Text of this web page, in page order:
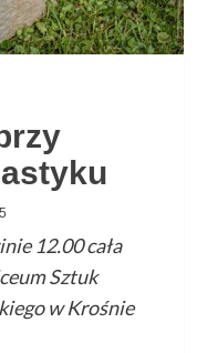
12.00 cała
Sztuk
w Krośnie